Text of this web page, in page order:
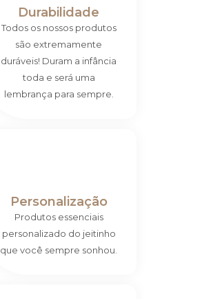
Durabilidade
Todos os nossos produtos
são extremamente
duráveis! Duram a infância
toda e será uma
lembrança para sempre.
Personalização
Produtos essenciais
personalizado do jeitinho
que você sempre sonhou.